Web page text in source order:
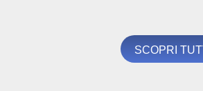
SCOPRI